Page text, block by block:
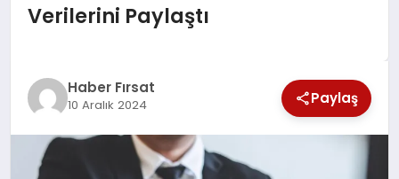
TEKNOLOJİ
EKONOMİ
MAGAZİN
Verilerini Paylaştı
Haber Fırsat
10 Aralık 2024 Paylaş